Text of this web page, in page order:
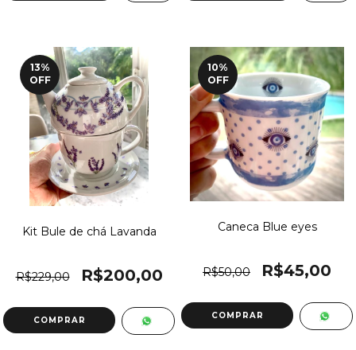
13%
OFF
Kit Bule de chá Lavanda
R$229,00 R$200,00
10%
OFF
Caneca Blue eyes
R$50,00 R$45,00